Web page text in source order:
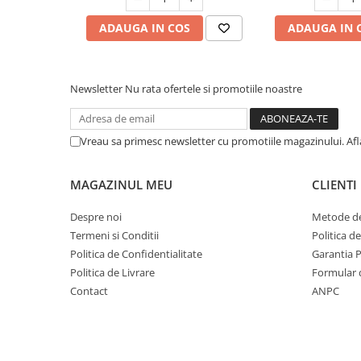
ADAUGA IN COS ADAUGA IN
Newsletter Nu rata ofertele si promotiile noastre
Vreau sa primesc newsletter cu promotiile magazinului.
MAGAZINUL MEU
Despre noi
Termeni si Conditii
Politica de Confidentialitate
Politica de Livrare
Contact
CLIENTI
Metode
Politica
Garantia
Formular
ANPC